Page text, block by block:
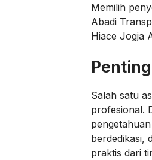
Memilih
Abadi
Hiace Jogja
Salah satu
profesional.
berdedikasi,
praktis dari